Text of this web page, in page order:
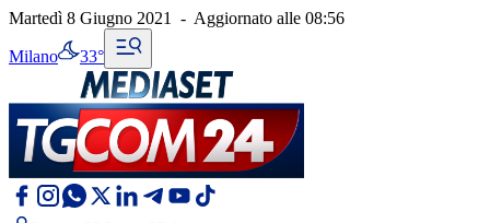
Martedì 8 Giugno 2021 - Aggiornato alle 08:56
Milano 33°